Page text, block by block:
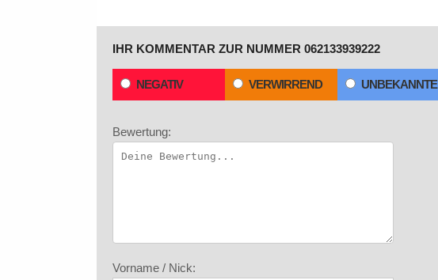
IHR KOMMENTAR ZUR NUMMER 062133939222
NEGATIV VERWIRREND UNBEKANNTE
Bewertung:
Vorname / Nick: